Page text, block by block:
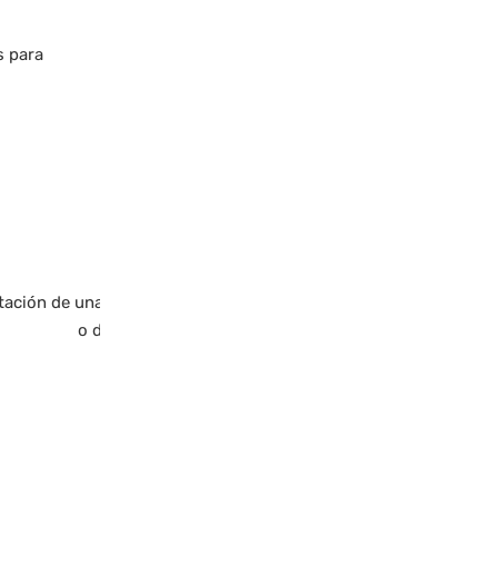
para